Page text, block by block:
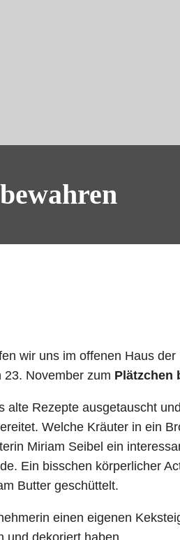
wir uns im offenen Haus
23. November zum Plätzchen
alte Rezepte ausgetauscht
Welche Kräuter in ein
Miriam Seibel ein
Ein bisschen körperlicher
Butter geschüttelt.
einen eigenen
dekoriert haben.